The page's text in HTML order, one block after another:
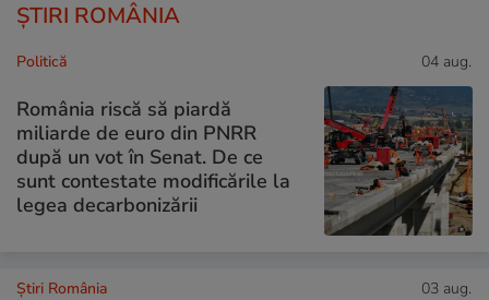
ȘTIRI ROMÂNIA
Politică 04 aug.
România riscă să piardă
miliarde de euro din PNRR
după un vot în Senat. De ce
sunt contestate modificările la
legea decarbonizării
Știri România 03 aug.